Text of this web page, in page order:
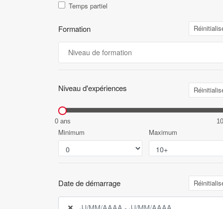
Temps partiel
Formation
Niveau d'expériences
0 ans
Minimum Maximum
Date de démarrage